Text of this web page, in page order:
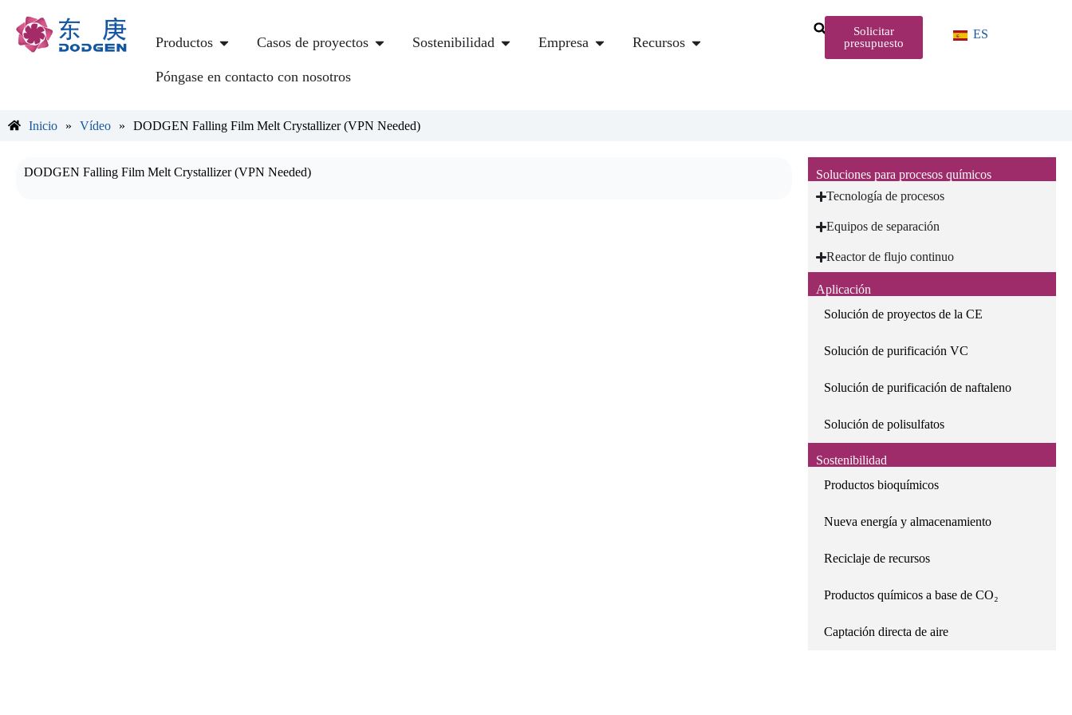
Productos Casos de proyectos Sostenibilidad Empresa Recursos
Póngase en contacto con nosotros
Solicitar
presupuesto
ES
Inicio » Vídeo » DODGEN Falling Film Melt Crystallizer (VPN Needed)
DODGEN Falling Film Melt Crystallizer (VPN Needed)
Soluciones para procesos químicos
Tecnología de procesos
Equipos de separación
Reactor de flujo continuo
Aplicación
Solución de proyectos de la CE
Solución de purificación VC
Solución de purificación de naftaleno
Solución de polisulfatos
Sostenibilidad
Productos bioquímicos
Nueva energía y almacenamiento
Reciclaje de recursos
Productos químicos a base de CO₂
Captación directa de aire